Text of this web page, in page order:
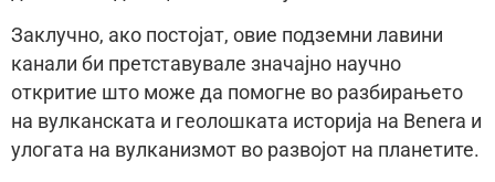
Заклучно, ако постојат, овие подземни лавини
канали би претставувале значајно научно
откритие што може да помогне во разбирањето
на вулканската и геолошката историја на Вenerа и
улогата на вулканизмот во развојот на планетите.